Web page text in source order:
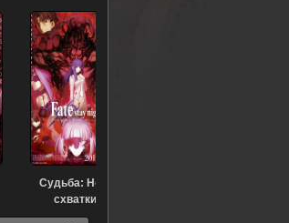
Судьба: Ночь
схватки.
Прикосновение